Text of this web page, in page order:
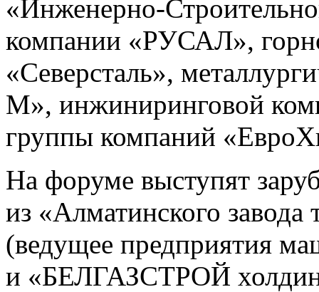
«Инженерно-
компании «РУСАЛ»,
«Северсталь»,
М», инжиниринговой
группы компаний
На форуме выступят
из «Алматинского
(ведущее предприятия
и «БЕЛГАЗСТРОЙ